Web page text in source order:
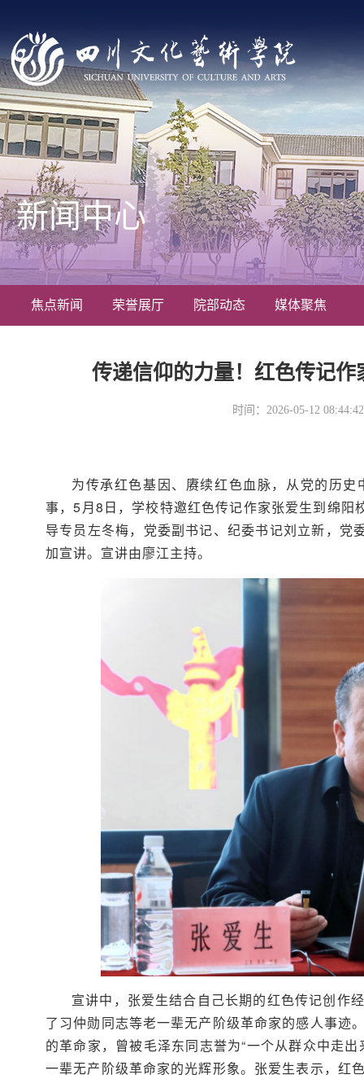
焦点新闻 荣誉展厅 院部动态 媒体聚焦
新闻中心
传递信仰的力量！红色传记
时间：2026-05-12
为传承红色基因、赓续红色血脉，从党的历
事，5月8日，学校特邀红色传记作家张爱生到绵阳
导专员左冬梅，党委副书记、纪委书记刘立新，
加宣讲。宣讲由廖江主持。
宣讲中，张爱生结合自己长期的红色传记创作
了习仲勋同志等老一辈无产阶级革命家的感人事迹
的革命家，曾被毛泽东同志誉为“一个从群众中走
一辈无产阶级革命家的光辉形象。张爱生表示，红